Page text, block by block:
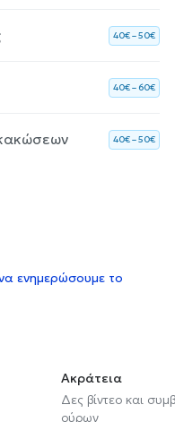
40€ – 50€
40€ – 60€
40€ – 50€
ενημερώσουμε το
Ακράτεια
Δες βίντεο και
ούρων